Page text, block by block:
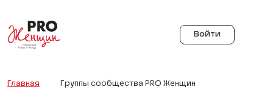
Войти
Главная Группы сообщества PRO Женщин